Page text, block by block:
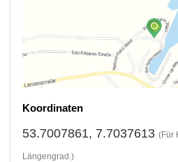
Koordinaten
53.7007861, 7.7037613 (Für
Längengrad.)